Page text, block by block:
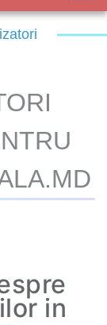
in